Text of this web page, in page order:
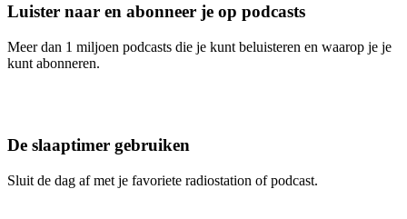
Luister naar en abonneer je op podcasts
Meer dan 1 miljoen podcasts die je kunt beluisteren en waarop je je
kunt abonneren.
De slaaptimer gebruiken
Sluit de dag af met je favoriete radiostation of podcast.